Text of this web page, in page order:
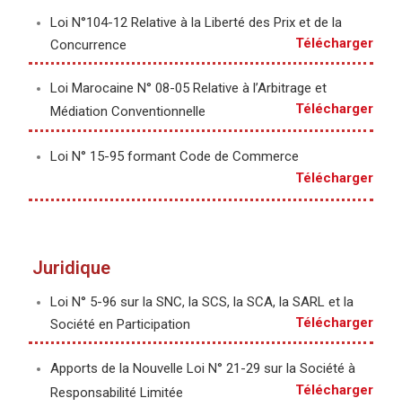
Loi N°104-12 Relative à la Liberté des Prix et de la
Concurrence
Télécharger
Loi Marocaine N° 08-05 Relative à l’Arbitrage et
Médiation Conventionnelle
Télécharger
Loi N° 15-95 formant Code de Commerce
Télécharger
Juridique
Loi N° 5-96 sur la SNC, la SCS, la SCA, la SARL et la
Société en Participation
Télécharger
Apports de la Nouvelle Loi N° 21-29 sur la Société à
Responsabilité Limitée
Télécharger